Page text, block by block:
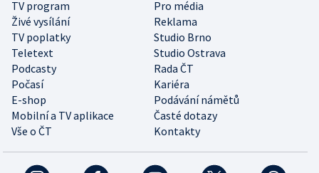
TV program
Pro média
Živé vysílání
Reklama
TV poplatky
Studio Brno
Teletext
Studio Ostrava
Podcasty
Rada ČT
Počasí
Kariéra
E-shop
Podávání námětů
Mobilní a TV aplikace
Časté dotazy
Vše o ČT
Kontakty